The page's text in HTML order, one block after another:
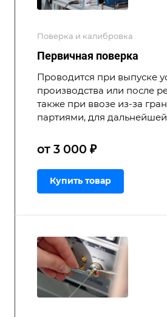
Поверка и калибровка
Первичная поверка
Проводится при выпуске
производства или после
также при ввозе из-за
партиями, для
от 3 000 ₽
Купить товар